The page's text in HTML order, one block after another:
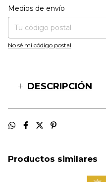
Entregas para el CP:
Medios de envío
No sé mi código postal
DESCRIPCIÓN
Productos similares